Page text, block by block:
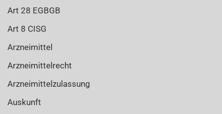
Art 28 EGBGB
Art 8 CISG
Arzneimittel
Arzneimittelrecht
Arzneimittelzulassung
Auskunft